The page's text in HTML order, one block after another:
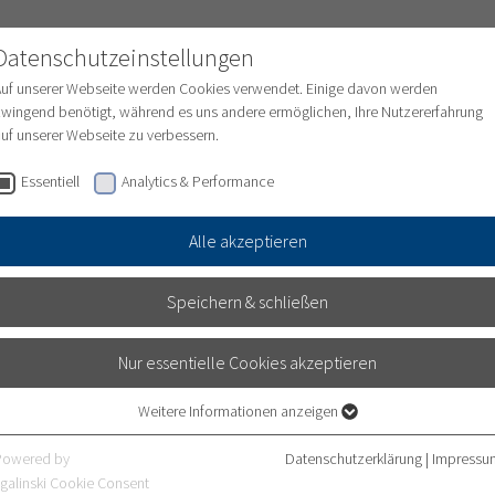
Medizinische Abteilungen
FÜR
KOOPERATION
HEIDELBERG UND DEM
IN HEPPENHEIM
unserer Webseite werden Cookies verwendet. Einige davon werden
benötigt, während es uns andere ermöglichen, Ihre Nutzererfahrung
unserer Webseite zu verbessern.
Essentiell Analytics & Performance
Alle akzeptieren
Speichern & schließen
Nur essentielle Cookies akzeptieren
Essentielle Cookies werden für grundlegende Funktionen der Webseite
benötigt. Dadurch ist gewährleistet, dass die Webseite einwandfrei
Weitere Informationen anzeigen
by
Cookie Consent
Datenschutzerklärung |